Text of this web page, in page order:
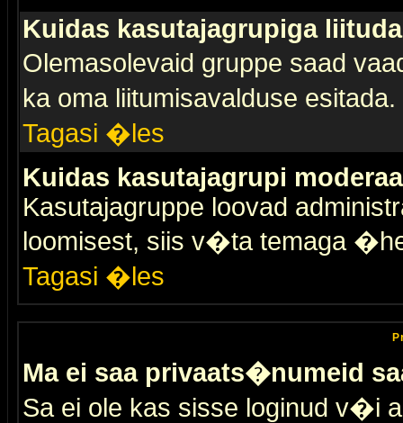
Kuidas kasutajagrupiga
Olemasolevaid gruppe saad
ka oma liitumisavalduse
Tagasi �les
Kuidas kasutajagrupi
Kasutajagruppe loovad
loomisest, siis v�ta temaga
Tagasi �les
Ma ei saa privaats�numeid
Sa ei ole kas sisse loginud v�i